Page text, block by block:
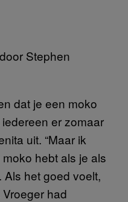
Stephen
dat je een moko
er zomaar
uit. “Maar ik
hebt als je als
het goed voelt,
had